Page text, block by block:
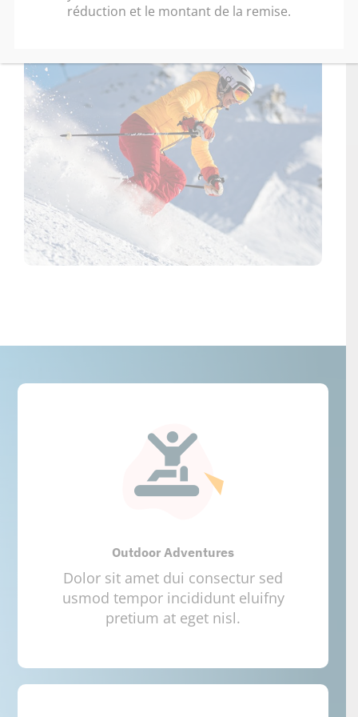
Outdoor Adventures
Dolor sit amet dui consectur sed
usmod tempor incididunt eluifny
pretium at eget nisl.
réduction et le montant de la remise.